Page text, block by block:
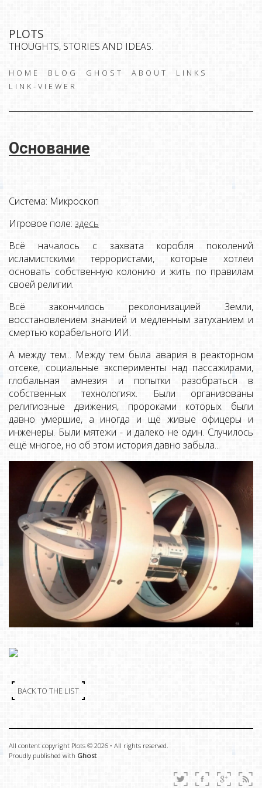
PLOTS
THOUGHTS, STORIES AND IDEAS.
HOME BLOG GHOST ABOUT
LINKS
LINK-VIEWER
Основание
Система: Микроскоп
Игровое поле: здесь
Всё началось с захвата коробля поколений
исламистскими террористами, которые хотлеи
основать собственную колонию и жить по правилам
своей религии.
Всё закончилось реколонизацией Земли,
восстановлением знанией и медленным затуханием и
смертью корабельного ИИ.
А между тем... Между тем была авария в реакторном
отсеке, социальные эксперименты над пассажирами,
глобальная амнезия и попытки разобраться в
собственных технологиях. Были организованы
религиозные движения, пророками которых были
давно умершие, а иногда и щё живые офицеры и
инженеры. Были мятежи - и далеко не один. Случилось
ещё многое, но об этом история давно забыла...
BACK TO THE LIST
All content copyright Plots © 2026 • All rights reserved.
Proudly published with Ghost